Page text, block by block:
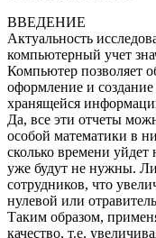
ВВЕДЕНИЕ
Актуальность
компьютерный учет
Компьютер позволяет
оформление и
хранящейся
Да, все эти отчеты
особой математики в
сколько времени
уже будут не нужны.
сотрудников, что
нулевой или
Таким образом,
качество, т.е.